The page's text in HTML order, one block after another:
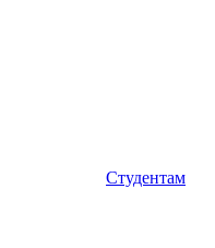
Студентам